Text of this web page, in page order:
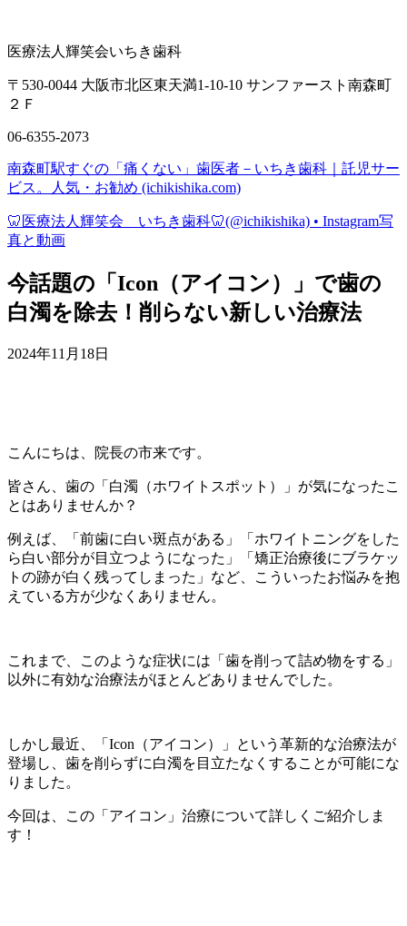
医療法人輝笑会いちき歯科
〒530-0044 大阪市北区東天満1-10-10 サンファースト南森町
２Ｆ
06-6355-2073
南森町駅すぐの「痛くない」歯医者－いちき歯科｜託児サー
ビス。人気・お勧め (ichikishika.com)
🦷医療法人輝笑会 いちき歯科🦷(@ichikishika) • Instagram写
真と動画
今話題の「Icon（アイコン）」で歯の
白濁を除去！削らない新しい治療法
2024年11月18日
こんにちは、院長の市来です。
皆さん、歯の「白濁（ホワイトスポット）」が気になったこ
とはありませんか？
例えば、「前歯に白い斑点がある」「ホワイトニングをした
ら白い部分が目立つようになった」「矯正治療後にブラケッ
トの跡が白く残ってしまった」など、こういったお悩みを抱
えている方が少なくありません。
これまで、このような症状には「歯を削って詰め物をする」
以外に有効な治療法がほとんどありませんでした。
しかし最近、「Icon（アイコン）」という革新的な治療法が
登場し、歯を削らずに白濁を目立たなくすることが可能にな
りました。
今回は、この「アイコン」治療について詳しくご紹介しま
す！